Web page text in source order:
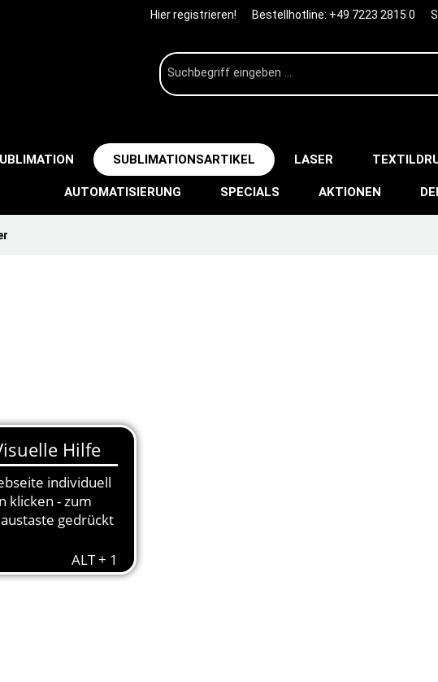
Hier registrieren! Bestellhotline: +49 7223 2815 0
SUBLIMATIONSARTIKEL LASER
AUTOMATISIERUNG SPECIALS AKTIONEN